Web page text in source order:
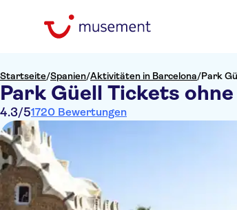
Startseite/Spanien/Aktivitäten in Barcelona/Park
Park Güell Tickets
4.3/51720 Bewertungen